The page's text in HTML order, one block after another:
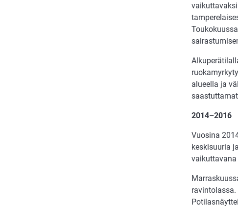
alueella ja
2014–2016
Vuosina
keskisuuria